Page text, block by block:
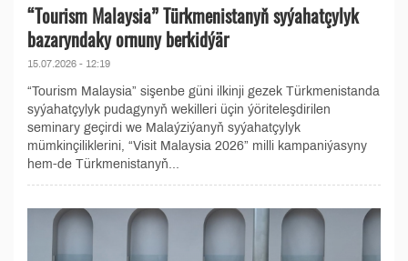
“Tourism Malaysia” Türkmenistanyň syýahatçylyk
bazaryndaky ornuny berkidýär
15.07.2026 - 12:19
“Tourism Malaysia” sişenbe güni ilkinji gezek Türkmenistanda
syýahatçylyk pudagynyň wekilleri üçin ýöriteleşdirilen
seminary geçirdi we Malaýziýanyň syýahatçylyk
mümkinçiliklerini, “Visit Malaysia 2026” milli kampaniýasyny
hem-de Türkmenistanyň...